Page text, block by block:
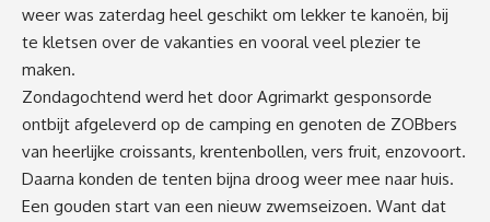
weer was zaterdag heel geschikt om lekker te kanoën, bij
te kletsen over de vakanties en vooral veel plezier te
maken.
Zondagochtend werd het door Agrimarkt gesponsorde
ontbijt afgeleverd op de camping en genoten de ZOBbers
van heerlijke croissants, krentenbollen, vers fruit, enzovoort.
Daarna konden de tenten bijna droog weer mee naar huis.
Een gouden start van een nieuw zwemseizoen. Want dat